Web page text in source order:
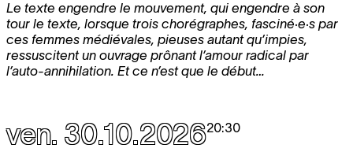
Le texte engendre le mouvement, qui engendre à son
tour le texte, lorsque trois chorégraphes, fasciné·e·s par
ces femmes médiévales, pieuses autant qu’impies,
ressuscitent un ouvrage prônant l’amour radical par
l’auto-annihilation. Et ce n’est que le début…
ven. 30.10.202620:30